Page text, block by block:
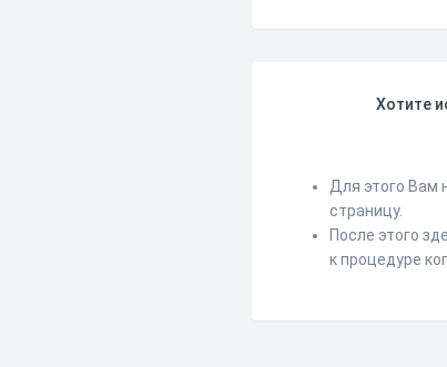
Хотите
Для этого Вам
страницу.
После этого
к процедуре